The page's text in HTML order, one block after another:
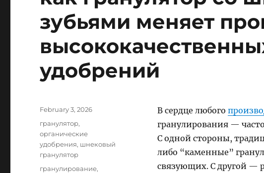
зубьями меняет
удобрений
В сердце любого
гранулирования —
С одной стороны,
либо “каменные”
связующих. С другой —
Posted
February 3, 2026
Categories
гранулятор,
органические
удобрения, шнековый
гранулятор
Tags
гранулирование,